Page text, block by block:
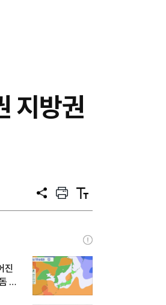
지방권
공
프
트
텍
트
진
박